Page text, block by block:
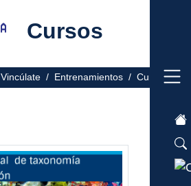
Cursos
Vincúlate / Entrenamientos / Cursos /